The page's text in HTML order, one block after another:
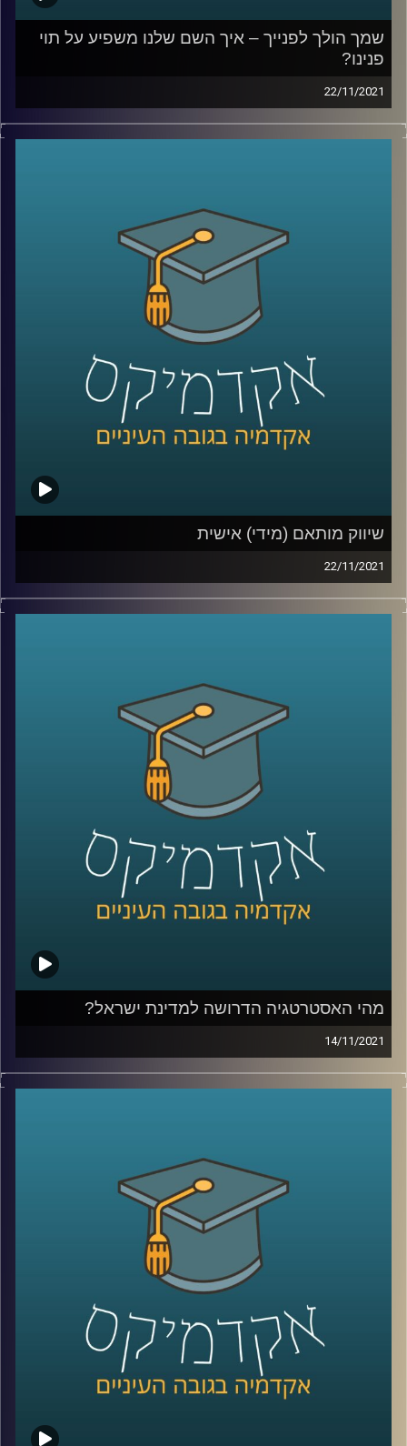
קרדיט תמונות:AudioVersity
שמך הולך לפנייך – איך השם שלנו משפיע על תוי
פנינו?
22/11/2021
מכירים את זאת שאתם לא מצליחים לזכור את שמה כי זה
פשוט לא מתאים לה, או את זה שכולם קוראים לו בכינוי שלו
לבין השם שלנו, קשר כזה שגם מחשבים (AI) יכולים לזהות.
בפרק זה תתארח ד"ר יונת צובנר, מבית הספר למנהל עסקים
לדבר על שמות, תוי פנים ומה שבינהם.
לשיחה עם ד"ר יונת צובנר על שיווק מותאם (מידי) אישית –
לשיחה עם ד"ר יונת צובנר על צרכנות ירוקה –לחצו כאן
שיווק מותאם (מידי) אישית
22/11/2021
השיווק היום למוצרים השונים הפך לאינטנסיבי במיוחד כאשר
עם המעבר לקניות אונליין השיווק גם נעשה בהתאם לניתור
לאותן מערכות שיווק. עם זאת, במחקר שביצעה ד"ר יונת צובנר
מהמחלקה לשיווק מבית הספר אריסון למנהל עסקים, מסתבר,
לקראת סיומו של חודש נובמבר, החודש שהפך בשנים
האחרונות לחודש הקניות (ששיאו יחול ביום שישי הקרוב -
הבלאק פריידי המיוחל) בפרק זה התארחה ד"ר יונת צובנר
מאוניברסיטת רייכמן, שבמחקר משותף עם
פרופסור רום
שריפט מאוניברסיטת אינדיאנה מצאה ששיווק על סמך מוצרים
שהתלבטנו אם לקנות דווקא יפגע ברצון שלנו לרכוש.
לשיחה עם ד"ר יונת צובנר על צרנות ירוקה –לחץ כאן
לשיחה עם ד"ר יונת צובנר על השפעת שמנו על תוי פנינו –
לחץ כאן
קרדיט תמונות:AudioVersity
מהי האסטרטגיה הדרושה למדינת ישראל?
14/11/2021
ביום שלישי הבא בשעות הבוקר יתקיים כנס ביטחוני-מדיני
מטעם המכון למדיניות ואסטרטגיה של אוניברסיטת רייכמן
לדבר על הכנס ולהעלות סוגיות אסטרטגיות בהן נדרש לבצע
חשיבה מעמיקה בתחומים השונים: יחסי ישראל ארה"ב, טרור,
לאתר המכון למדיניות ואסטרטגיה –לחצו כאן
קרדיט תמונות:AudioVersity